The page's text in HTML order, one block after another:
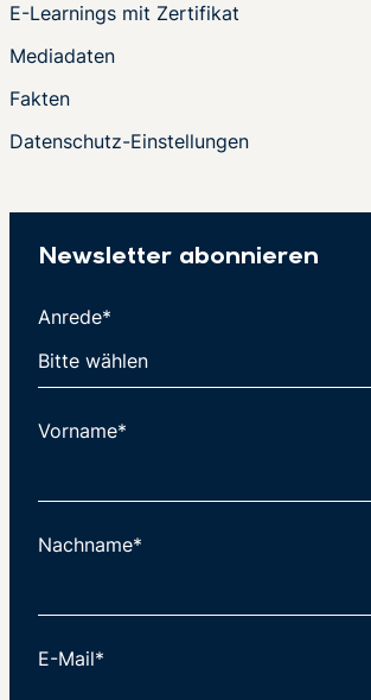
E-Learnings mit Zertifikat
Mediadaten
Fakten
Datenschutz-Einstellungen
Newsletter abonnieren
Anrede*
Vorname*
Nachname*
E-Mail*